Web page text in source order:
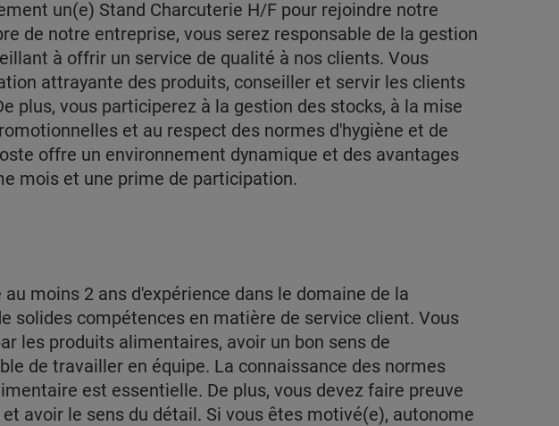
un(e) Stand Charcuterie H/F pour rejoindre notre
de notre entreprise, vous serez responsable de la gestion
à offrir un service de qualité à nos clients. Vous
attrayante des produits, conseiller et servir les clients
plus, vous participerez à la gestion des stocks, à la mise
et au respect des normes d'hygiène et de
offre un environnement dynamique et des avantages
mois et une prime de participation.
moins 2 ans d'expérience dans le domaine de la
solides compétences en matière de service client. Vous
les produits alimentaires, avoir un bon sens de
de travailler en équipe. La connaissance des normes
est essentielle. De plus, vous devez faire preuve
avoir le sens du détail. Si vous êtes motivé(e), autonome